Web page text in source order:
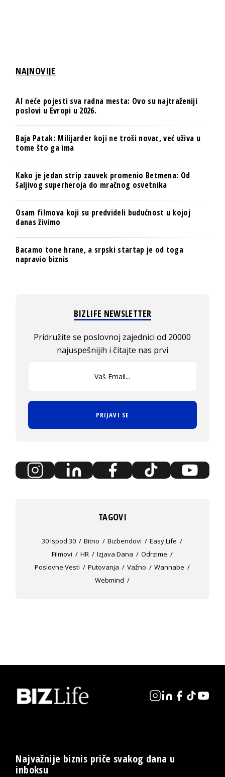
NAJNOVIJE
AI neće pojesti sva radna mesta: Ovo su najtraženiji
poslovi u Evropi u 2026.
Baja Patak: Milijarder koji ne troši novac, već uživa u
tome što ga ima
Kako je jedan strip zauvek promenio Betmena: Od
šaljivog superheroja do mračnog osvetnika
Osam filmova koji su predvideli budućnost u kojoj
danas živimo
Bacamo tone hrane, a srpski startap je od toga
napravio biznis
BIZLIFE NEWSLETTER
Pridružite se poslovnoj zajednici od 20000
najuspešnijih i čitajte nas prvi
PRIJAVI SE
TAGOVI
30 Ispod 30 Bitno Bizbendovi
Easy Life
Filmovi
HR Izjava Dana
Odrzime
Poslovne Vesti
Putovanja Važno
Wannabe
Webmind
Najvažnije biznis priče svakog dana u
inboksu